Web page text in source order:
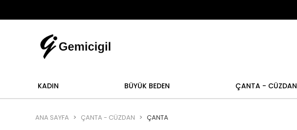
yoktur. Abiye alışverişlerinizde iade ve değişim işlemi yoktur.
KADIN BÜYÜK BEDEN ÇANTA - CÜZDAN
ANA SAYFA ÇANTA - CÜZDAN ÇANTA